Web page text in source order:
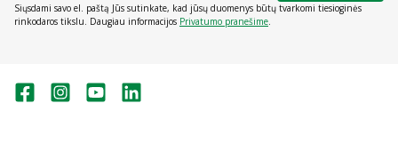
Siųsdami savo el. paštą Jūs sutinkate, kad jūsų duomenys būtų tvarkomi tiesioginės
rinkodaros tikslu. Daugiau informacijos Privatumo pranešime.